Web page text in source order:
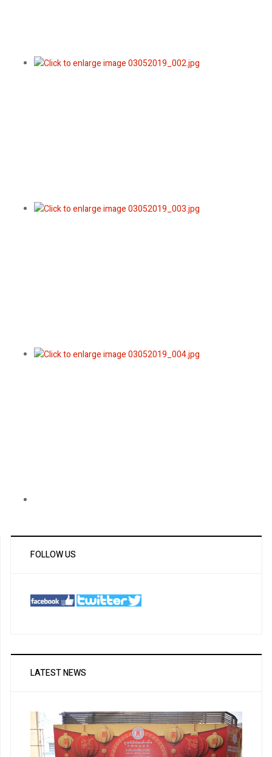
FOLLOW US
LATEST NEWS